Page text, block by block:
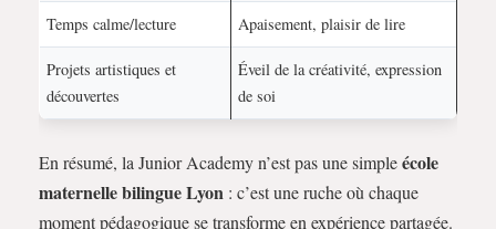
Temps calme/lecture Apaisement, plaisir de lire
Projets artistiques et
découvertes
Éveil de la créativité, expression
de soi
En résumé, la Junior Academy n’est pas une simpleécole
maternelle bilingue Lyon : c’est une ruche où chaque
moment pédagogique se transforme en expérience partagée.